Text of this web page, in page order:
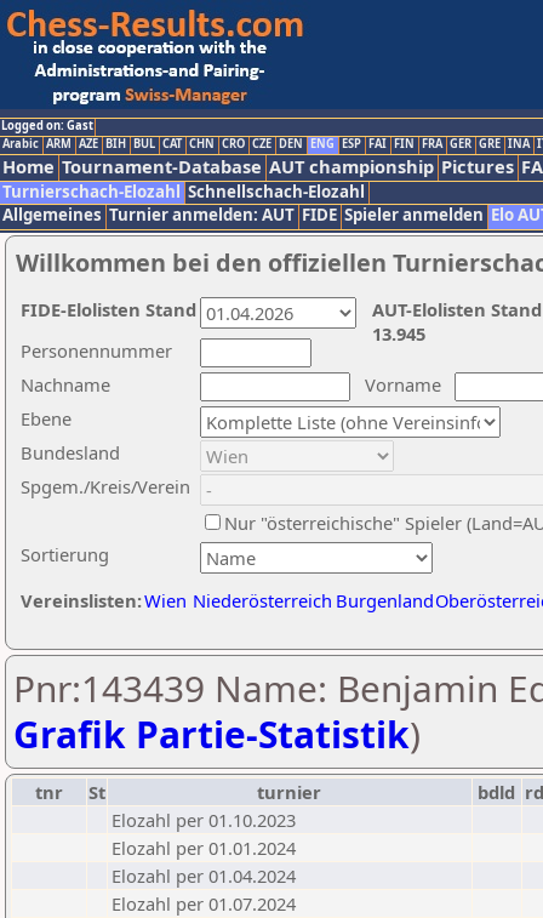
Logged on: Gast
Arabic ARM AZE BIH BUL CAT CHN CRO CZE DEN ENG ESP FAI FIN FRA GER GRE INA
Home Tournament-Database AUT championship Pictures
Turnierschach-Elozahl Schnellschach-Elozahl
Allgemeines Turnier anmelden: AUT FIDE Spieler anmelden Elo
Willkommen bei den offiziellen
Nachname
Vorname
Ebene
Sortierung
Personennummer
Bundesland
Spgem./Kreis/Verein
Nur "österreichische" Spieler
Vereinslisten:Wien Niederösterreich Burgenland
AUT-Elolisten
13.945
FIDE-Elolisten Stand
Pnr:143439 Name: Benjamin
Grafik Partie-Statistik)
tnr St turnier bdld
Elozahl per 01.10.2023
Elozahl per 01.01.2024
Elozahl per 01.04.2024
Elozahl per 01.07.2024